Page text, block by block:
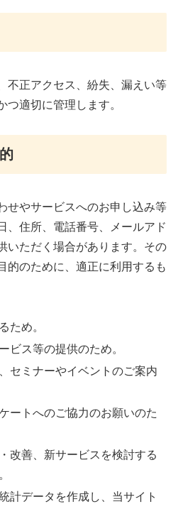
不正アクセス、紛失、漏えい等
つ適切に管理します。
せやサービスへのお申し込み等
、住所、電話番号、メールアド
いただく場合があります。その
的のために、適正に利用するも
ため。
ビス等の提供のため。
セミナーやイベントのご案内
ートへのご協力のお願いのた
改善、新サービスを検討する
計データを作成し、当サイト